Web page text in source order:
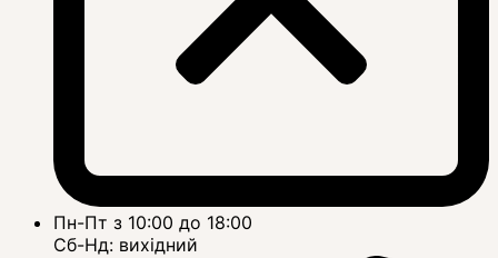
Пн-Пт з 10:00 до 18:00
Сб-Нд: вихідний